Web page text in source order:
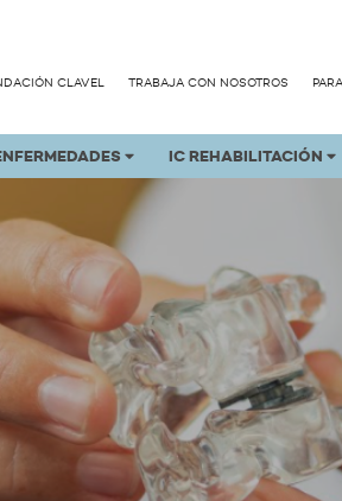
CLAVEL TRABAJA CON NOSOTROS
IC REHABILITACIÓN